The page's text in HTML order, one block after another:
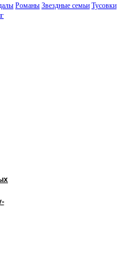
Романы Звездные семьи Тусовки